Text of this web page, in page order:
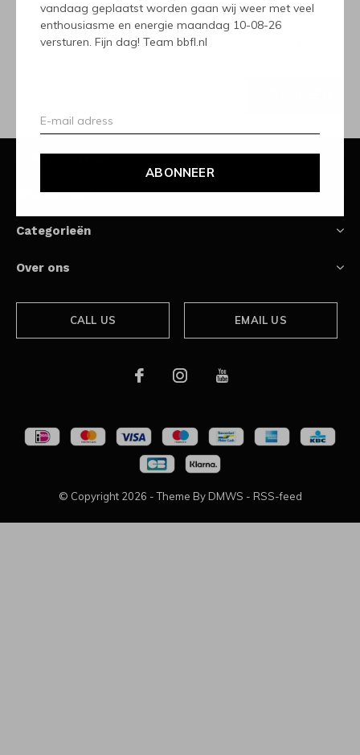
vandaag geplaatst worden gaan wij weer met veel
enthousiasme en energie maandag 10-08-26
versturen. Fijn dag! Team bbfl.nl
ABONNEER
nieuwsbrief
Ontvang de nieuwste aanbiedingen en promoties
Klantenservice
Mijn account
Categorieën
Over ons
CALL US EMAIL US
© Copyright 2026 - Theme By DMWS - RSS-feed